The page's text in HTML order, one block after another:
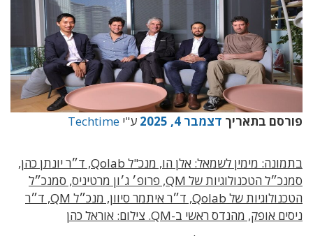
פורסם בתאריך דצמבר 4, 2025 ע"י Techtime
בתמונה: מימין לשמאל: אלן הו, מנכ"ל Qolab, ד״ר יונתן כהן,
סמנכ״ל הטכנולוגיות של QM, פרופ׳ ג׳ון מרטיניס, סמנכ״ל
הטכנולוגיות של Qolab, ד״ר איתמר סיוון, מנכ״ל QM, ד״ר
ניסים אופק, מהנדס ראשי ב-QM. צילום: אוראל כהן